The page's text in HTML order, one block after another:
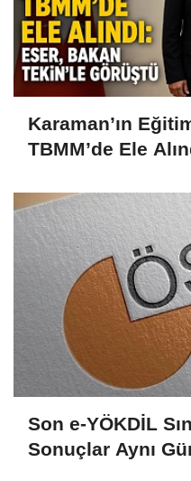
Karaman’ın
TBMM’de Ele
Son e-YÖKDİL
Sonuçlar Aynı